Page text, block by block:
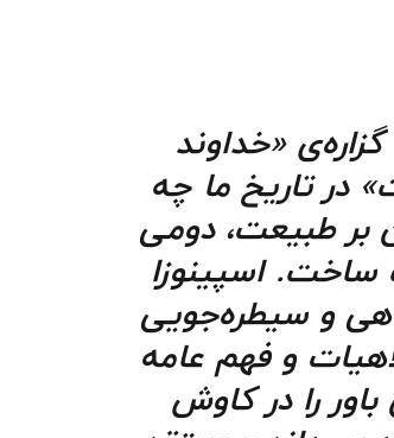
«خداوند
در تاریخ ما چه
بر طبیعت، دومی
ساخت. اسپینوزا
و سیطره‌جویی
و فهم عامه
را در کاوش